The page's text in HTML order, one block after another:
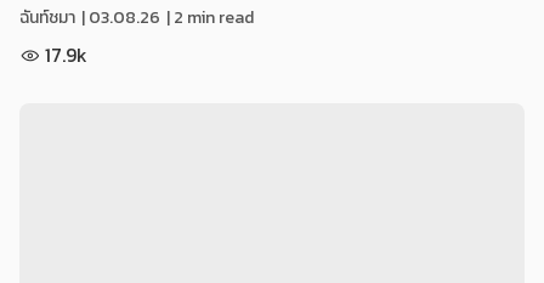
ฉันท์ชมา |03.08.26 | 2 min read
17.9k